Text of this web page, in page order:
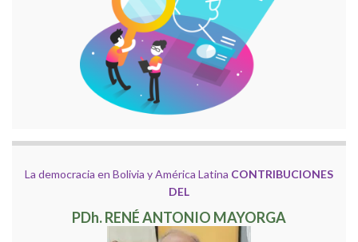
La democracia en Bolivia y América Latina CONTRIBUCIONES
DEL
PDh. RENÉ ANTONIO MAYORGA